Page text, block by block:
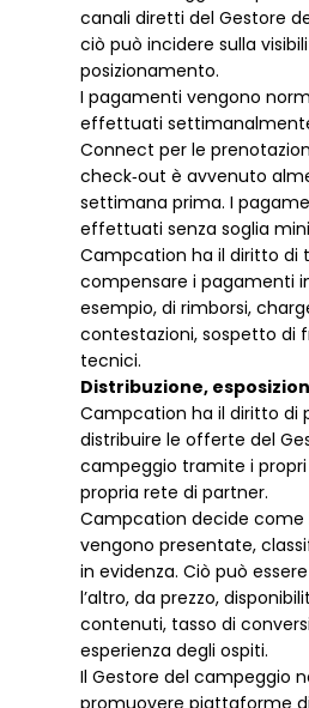
canali diretti del Gestore
ciò può incidere sulla
posizionamento.
I pagamenti vengono
effettuati
Connect per le
check‑out è avvenuto
settimana prima. I
effettuati senza soglia
Campcation ha il diritto di
compensare i pagamenti
esempio, di rimborsi,
contestazioni, sospetto di
tecnici.
Distribuzione,
Campcation ha il diritto di
distribuire le offerte del
campeggio tramite i
propria rete di partner.
Campcation decide
vengono presentate,
in evidenza. Ciò può
l’altro, da prezzo,
contenuti, tasso di
esperienza degli ospiti.
Il Gestore del campeggio